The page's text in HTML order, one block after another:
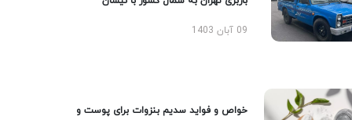
09 آبان 1403
خواص و فواید سدیم بنزوات برای پوست و